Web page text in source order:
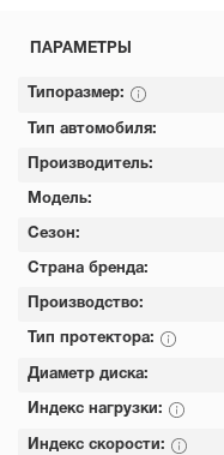
ПАРАМЕТРЫ
Типоразмер:
Тип автомобиля:
Производитель:
Модель:
Сезон:
Страна бренда:
Производство:
Тип протектора:
Диаметр диска:
Индекс нагрузки:
Индекс скорости: